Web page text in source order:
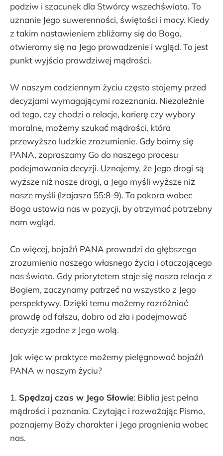
podziw i szacunek dla Stwórcy wszechświata. To
uznanie Jego suwerenności, świętości i mocy. Kiedy
z takim nastawieniem zbliżamy się do Boga,
otwieramy się na Jego prowadzenie i wgląd. To jest
punkt wyjścia prawdziwej mądrości.
W naszym codziennym życiu często stajemy przed
decyzjami wymagającymi rozeznania. Niezależnie
od tego, czy chodzi o relacje, karierę czy wybory
moralne, możemy szukać mądrości, która
przewyższa ludzkie zrozumienie. Gdy boimy się
PANA, zapraszamy Go do naszego procesu
podejmowania decyzji. Uznajemy, że Jego drogi są
wyższe niż nasze drogi, a Jego myśli wyższe niż
nasze myśli (Izajasza 55:8-9). Ta pokora wobec
Boga ustawia nas w pozycji, by otrzymać potrzebny
nam wgląd.
Co więcej, bojaźń PANA prowadzi do głębszego
zrozumienia naszego własnego życia i otaczającego
nas świata. Gdy priorytetem staje się nasza relacja z
Bogiem, zaczynamy patrzeć na wszystko z Jego
perspektywy. Dzięki temu możemy rozróżniać
prawdę od fałszu, dobro od zła i podejmować
decyzje zgodne z Jego wolą.
Jak więc w praktyce możemy pielęgnować bojaźń
PANA w naszym życiu?
1. Spędzaj czas w Jego Słowie: Biblia jest pełna
mądrości i poznania. Czytając i rozważając Pismo,
poznajemy Boży charakter i Jego pragnienia wobec
nas.